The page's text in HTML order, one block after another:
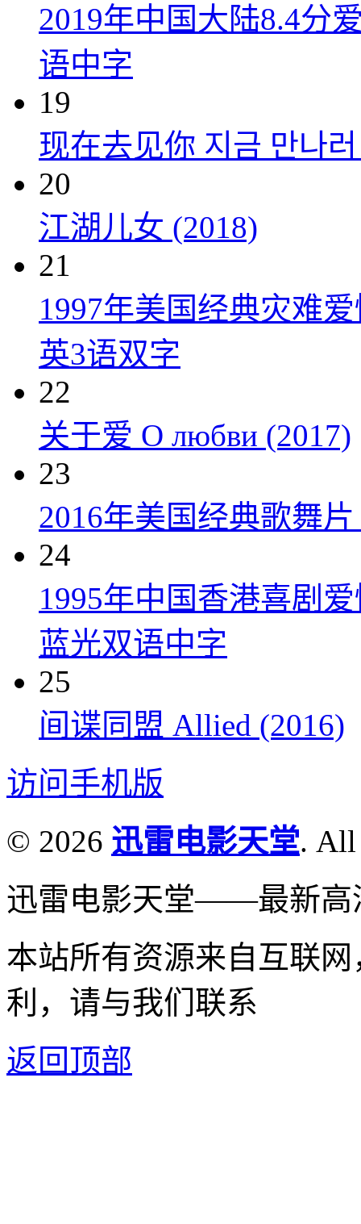
2019年中国大陆8.4分
语中字
19
现在去见你 지금 만나
20
江湖儿女 (2018)
21
1997年美国经典灾难
英3语双字
22
关于爱 О любви (2017)
23
2016年美国经典歌舞
24
1995年中国香港喜剧
蓝光双语中字
25
间谍同盟 Allied (2016)
访问手机版
© 2026 迅雷电影天堂. All
迅雷电影天堂——最新高
本站所有资源来自互联
利，请与我们联系
返回顶部